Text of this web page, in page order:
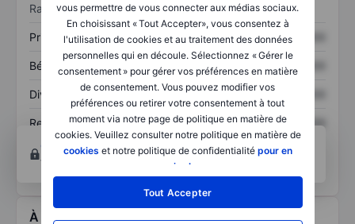
vous permettre de vous connecter aux médias sociaux.
En choisissant « Tout Accepter», vous consentez à
l'utilisation de cookies et au traitement des données
personnelles qui en découle. Sélectionnez « Gérer le
consentement » pour gérer vos préférences en matière
de consentement. Vous pouvez modifier vos
préférences ou retirer votre consentement à tout
moment via notre page de politique en matière de
cookies. Veuillez consulter notre politique en matière de
cookies et notre politique de confidentialité pour en
savoir plus
Tout Accepter
Ratios
Prix / ventes XXXXXXX XXXXXXX
Bénéfice par action XXXXXXX XXXXXXX
Dividende par action XXXXXXX
Rendement des
capitaux propres
XXXXXXX
XXXXXXX
Ouvrir un compte pour accéder à d’autres outils
techniques et d’analyse.
À propos Lincoln International Inc